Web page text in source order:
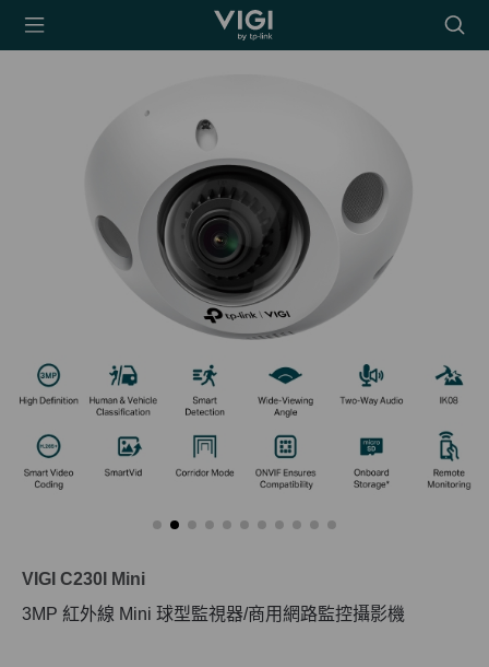
TP-Link, Reliably
搜
尋
VIGI C230I Mini
3MP 紅外線 Mini 球型監視器/商用網路監控攝影機